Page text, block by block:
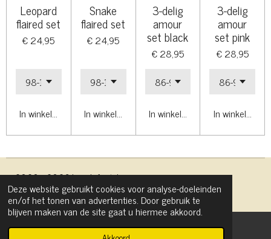
Deze website gebruikt cookies voor analyse-doeleinden
en/of het tonen van advertenties. Door gebruik te
blijven maken van de site gaat u hiermee akkoord.
Leopard
flaired set
€ 24,95
In winkelwagen
Snake
flaired set
€ 24,95
In winkelwagen
3-delig
amour
set black
€ 28,95
In winkelwagen
3-delig
amour
set pink
€ 28,95
In winkelwagen
© 2020 - 2026 Liva Lifestyle
Powered byJouwWeb